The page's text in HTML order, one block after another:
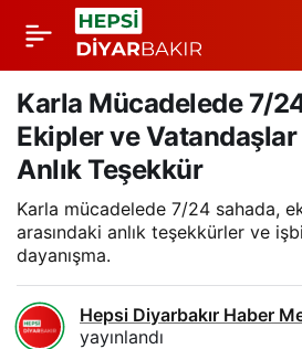
Karla Mücadelede 7/
Ekipler ve Vatandaşlar
Anlık Teşekkür
Karla mücadelede 7/24 sahada,
arasındaki anlık teşekkürler ve
dayanışma.
Hepsi Diyarbakır Haber
yayınlandı
Diyarbakır’da Yoğun
Sis Etkisi ve Uçuş
Gecikmeleri Devam
Ediyor